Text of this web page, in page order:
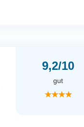
9,2/10
gut
★★★★